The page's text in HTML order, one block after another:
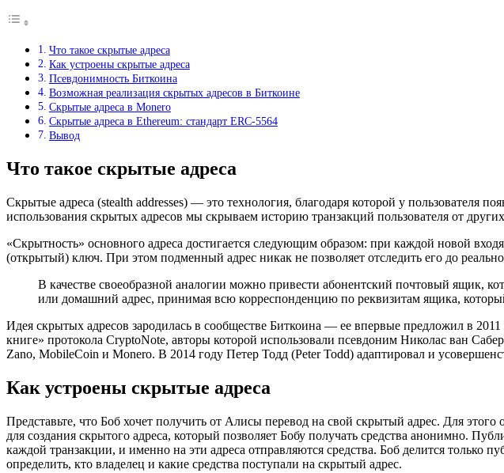
Что такое скрытые адреса
Как устроены скрытые адреса
Псевдонимность Биткоина
Возможная реализация скрытых адресов в Биткоине
Скрытые адреса в Monero
Скрытые адреса в Ethereum: стандарт ERC-5564
Вывод
Что такое скрытые адреса
Скрытые адреса (stealth addresses) — это технология, благодаря которой у пользователя
использования скрытых адресов мы скрываем историю транзакций пользователя от
«Скрытность» основного адреса достигается следующим образом: при каждой новой
(открытый) ключ. При этом подменный адрес никак не позволяет отследить его до
В качестве своеобразной аналогии можно привести абонентский почтовый ящик,
или домашний адрес, принимая всю корреспонденцию по реквизитам ящика,
Идея скрытых адресов зародилась в сообществе Биткоина — ее впервые предложил в
книге» протокола CryptoNote, авторы которой использовали псевдоним Николас ван
Zano, MobileCoin и Monero. В 2014 году Петер Тодд (Peter Todd) адаптировал и
Как устроены скрытые адреса
Представьте, что Боб хочет получить от Алисы перевод на свой скрытый адрес. Для
для создания скрытого адреса, который позволяет Бобу получать средства анонимно.
каждой транзакции, и именно на эти адреса отправляются средства. Боб делится
определить, кто владелец и какие средства поступали на скрытый адрес.